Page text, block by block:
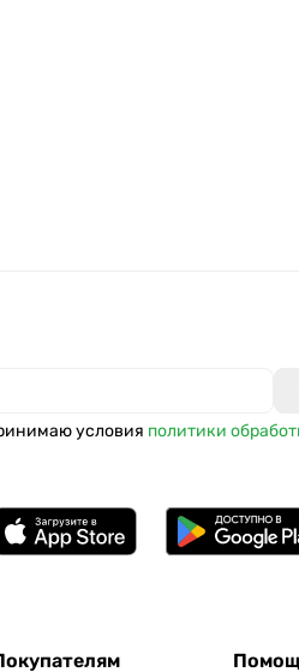
условия политики